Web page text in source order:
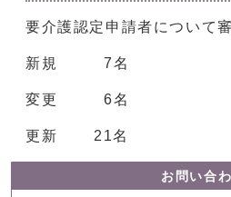
要介護認定申請者について
新規 7名
変更 6名
更新 21名
お問い合